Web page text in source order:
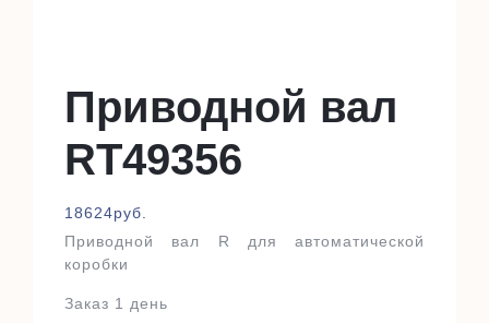
Приводной вал
RT49356
18624руб.
Приводной вал R для автоматической
коробки
Заказ 1 день